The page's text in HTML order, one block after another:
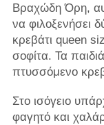
Βραχώδη Όρη,
να φιλοξενήσει
κρεβάτι queen
σοφίτα. Τα
πτυσσόμενο
Στο ισόγειο
φαγητό και